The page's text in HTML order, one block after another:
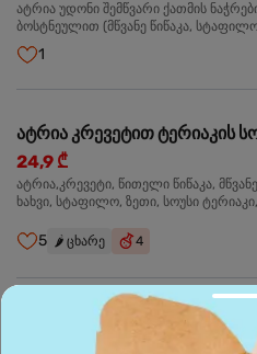
ატრია უდონი შემწვარი ქათმის
ბოსტნეულით (მწვანე წიწაკა, სტაფილო, ყაბაყი და
ნიორი) ტკბილ-ცხარე სოუსით, მწვანე
სეზამის მარცვლები,ხახვი,მწვანე ხახვი
1
ატრია კრევეტით ტერიაკის
24,9 ₾
ატრია,კრევეტი, წითელი წიწაკა,
ხახვი, სტაფილო, ზეთი, სოუსი ტერიაკი,
5 🌶️ ცხარე 4
ბრინჯი კრევეტით